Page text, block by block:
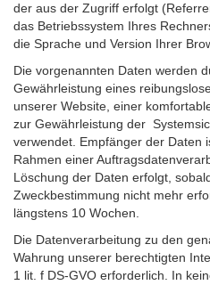
der aus der Zugriff erfolgt
das Betriebssystem Ihres
die Sprache und Version Ihrer
Die vorgenannten Daten werden
Gewährleistung eines
unserer Website, einer
zur Gewährleistung der
verwendet. Empfänger der Daten
Rahmen einer
Löschung der Daten erfolgt,
Zweckbestimmung nicht mehr
längstens 10 Wochen.
Die Datenverarbeitung zu den
Wahrung unserer berechtigten
1 lit. f DS-GVO erforderlich. In